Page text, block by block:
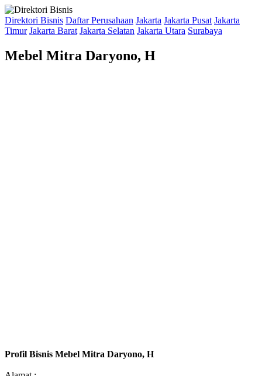
Direktori Bisnis Daftar Perusahaan Jakarta Jakarta Pusat Jakarta
Timur Jakarta Barat Jakarta Selatan Jakarta Utara Surabaya
Mebel Mitra Daryono, H
Profil Bisnis Mebel Mitra Daryono, H